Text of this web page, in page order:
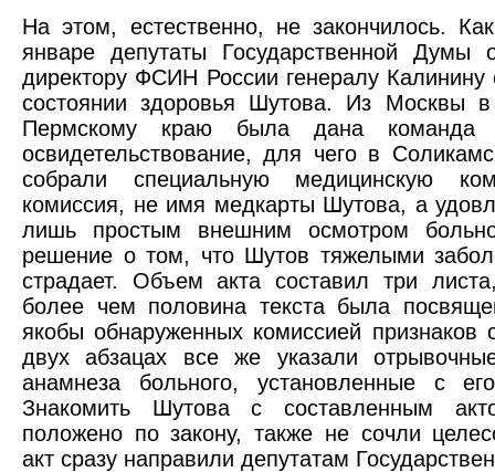
На этом, естественно, не закончилось.
январе депутаты Государственной Думы
директору ФСИН России генералу Калинину
состоянии здоровья Шутова. Из Москвы
Пермскому краю была дана команда
освидетельствование, для чего в
собрали специальную медицинскую
комиссия, не имя медкарты Шутова, а
лишь простым внешним осмотром
решение о том, что Шутов тяжелыми
страдает. Объем акта составил три
более чем половина текста была
якобы обнаруженных комиссией признаков
двух абзацах все же указали
анамнеза больного, установленные с
Знакомить Шутова с составленным
положено по закону, также не сочли
акт сразу направили депутатам